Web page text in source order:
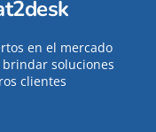
en el mercado
soluciones
clientes